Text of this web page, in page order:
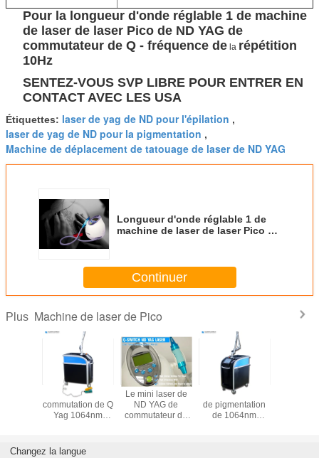
Pour la longueur d'onde réglable 1 de machine
de laser de laser Pico de ND YAG de
commutateur de Q - fréquence dela répétition
10Hz
SENTEZ-VOUS SVP LIBRE POUR ENTRER EN
CONTACT AVEC LES USA
Étiquettes: laser de yag de ND pour l'épilation ,
laser de yag de ND pour la pigmentation ,
Machine de déplacement de tatouage de laser de ND YAG
Longueur d'onde réglable 1 de
machine de laser de laser Pico de
Continuer
Plus Machine de laser de Pico
ND à
commutation de Q
Yag 1064nm
de tatouage de
Le mini laser de
ND YAG de
commutateur de
les taches brunes
de pigmentation
de 1064nm
Changez la langue